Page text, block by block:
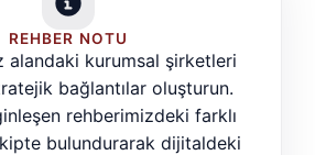
REHBER NOTU
alandaki kurumsal şirketleri
bağlantılar oluşturun.
rehberimizdeki farklı
bulundurarak dijitaldeki